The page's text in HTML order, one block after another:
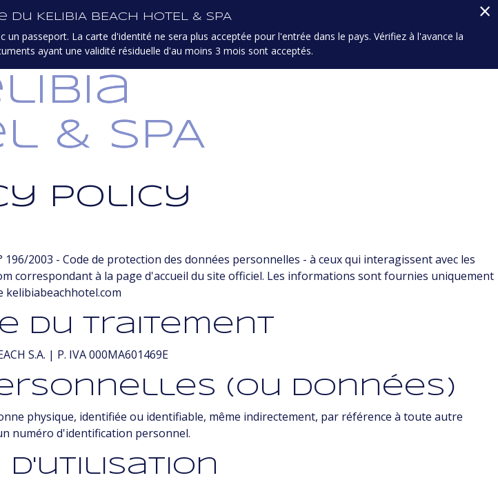
& SPA
Policy
2003 - Code de protection des données personnelles - à ceux qui interagissent avec les
correspondant à la page d'accueil du site officiel. Les informations sont fournies uniquement
kelibiabeachhotel.com
du traitement
S.A. | P. IVA 000MA601469E
(ou données)
physique, identifiée ou identifiable, même indirectement, par référence à toute autre
numéro d'identification personnel.
d'utilisation
KELIBIA BEACH HOTEL & SPA
passeport. La carte d'identité ne sera plus acceptée pour l'entrée dans le pays. Vérifiez à l'avance la
ayant une validité résiduelle d'au moins 3 mois sont acceptés.
×